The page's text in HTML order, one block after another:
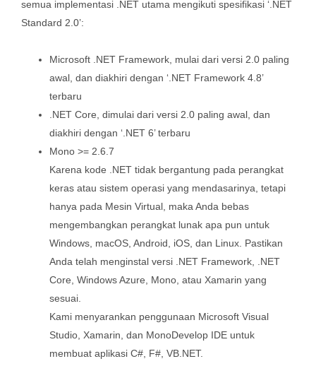
semua implementasi .NET utama mengikuti spesifikasi ‘.NET
Standard 2.0’:
Microsoft .NET Framework, mulai dari versi 2.0 paling
awal, dan diakhiri dengan ‘.NET Framework 4.8’
terbaru
.NET Core, dimulai dari versi 2.0 paling awal, dan
diakhiri dengan ‘.NET 6’ terbaru
Mono >= 2.6.7
Karena kode .NET tidak bergantung pada perangkat
keras atau sistem operasi yang mendasarinya, tetapi
hanya pada Mesin Virtual, maka Anda bebas
mengembangkan perangkat lunak apa pun untuk
Windows, macOS, Android, iOS, dan Linux. Pastikan
Anda telah menginstal versi .NET Framework, .NET
Core, Windows Azure, Mono, atau Xamarin yang
sesuai.
Kami menyarankan penggunaan Microsoft Visual
Studio, Xamarin, dan MonoDevelop IDE untuk
membuat aplikasi C#, F#, VB.NET.